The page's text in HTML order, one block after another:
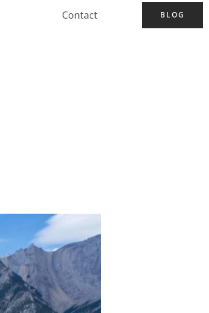
Contact BLOG